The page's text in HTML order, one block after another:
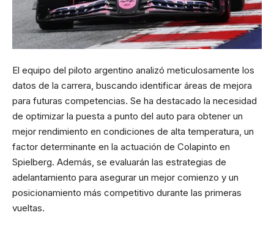
El equipo del piloto argentino analizó meticulosamente los
datos de la carrera, buscando identificar áreas de mejora
para futuras competencias. Se ha destacado la necesidad
de optimizar la puesta a punto del auto para obtener un
mejor rendimiento en condiciones de alta temperatura, un
factor determinante en la actuación de Colapinto en
Spielberg. Además, se evaluarán las estrategias de
adelantamiento para asegurar un mejor comienzo y un
posicionamiento más competitivo durante las primeras
vueltas.